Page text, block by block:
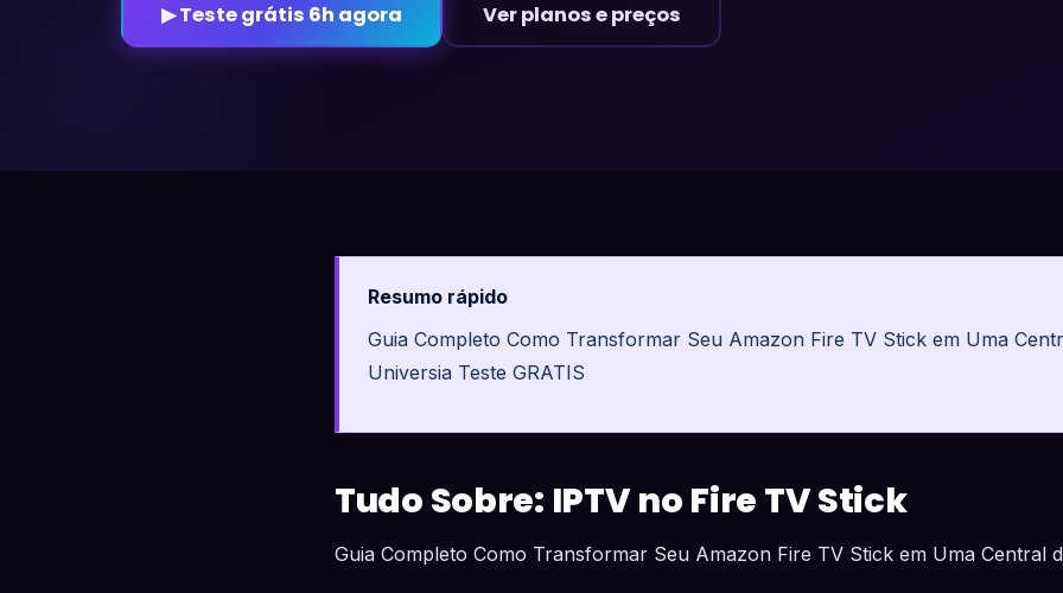
▶ Teste grátis 6h agora Ver planos e preços
Resumo rápido
Guia Completo Como Transformar Seu Amazon Fire TV Stick em Uma
Universia Teste GRATIS
Tudo Sobre: IPTV no Fire TV Stick
Guia Completo Como Transformar Seu Amazon Fire TV Stick em Uma Central